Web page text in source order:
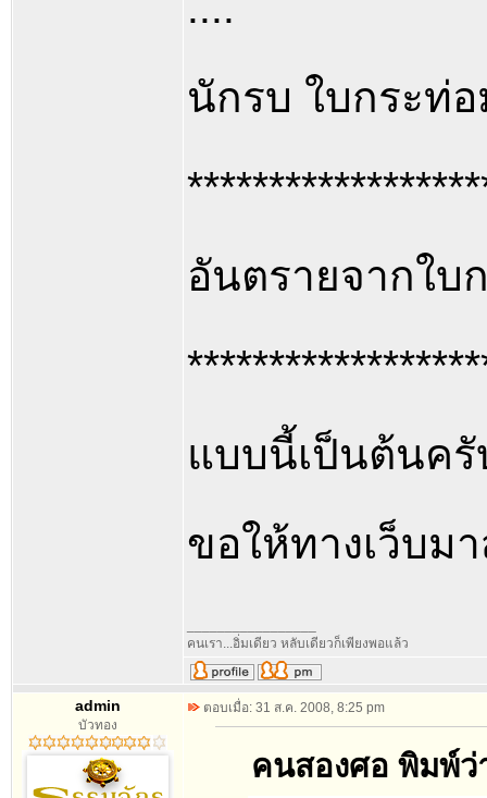
นักรบ ใบกระท่
อันตรายจากใบ
แบบนี้เป็นต้นครั
ขอให้ทางเว็บม
คนเรา...อิ่มเดียว หลับเดียวก็เพียงพอแล้ว
admin
บัวทอง
ตอบเมื่อ: 31 ส.ค. 2008, 8:25 pm
คนสองศอ พิมพ์ว่